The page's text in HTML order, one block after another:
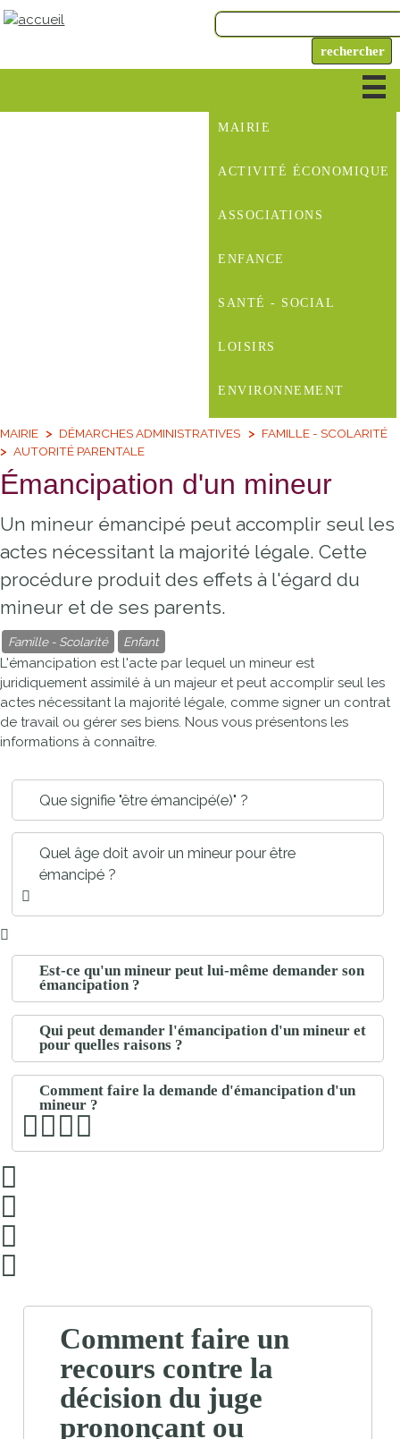
MAIRIE
ACTIVITÉ ÉCONOMIQUE
ASSOCIATIONS
ENFANCE
SANTÉ - SOCIAL
LOISIRS
ENVIRONNEMENT
MAIRIE DÉMARCHES ADMINISTRATIVES
FAMILLE - SCOLARITÉ
AUTORITÉ PARENTALE
Émancipation d'un mineur
Un mineur émancipé peut accomplir seul les
actes nécessitant la majorité légale. Cette
procédure produit des effets à l'égard du
mineur et de ses parents.
Famille - Scolarité Enfant
L'émancipation est l'acte par lequel un mineur est
juridiquement assimilé à un majeur et peut accomplir seul les
actes nécessitant la majorité légale, comme signer un contrat
de travail ou gérer ses biens. Nous vous présentons les
informations à connaître.
Que signifie "être émancipé(e)" ?
Quel âge doit avoir un mineur pour être
émancipé ?
Est-ce qu'un mineur peut lui-même demander son
émancipation ?
Qui peut demander l'émancipation d'un mineur et
pour quelles raisons ?
Comment faire la demande d'émancipation d'un
mineur ?
Comment faire un
recours contre la
décision du juge
prononçant ou